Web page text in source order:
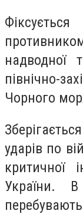
надводної
північно-
Чорного
ударів по
критичної
України.